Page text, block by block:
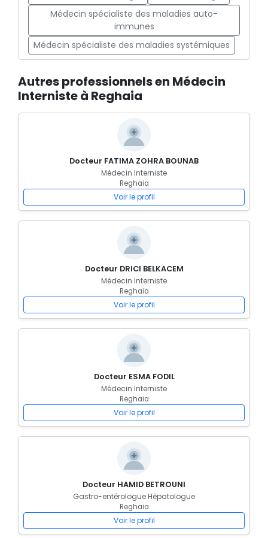
Médecin spécialiste des maladies auto-
immunes
Médecin spécialiste des maladies systémiques
Autres professionnels en Médecin
Interniste à Reghaia
Docteur FATIMA ZOHRA BOUNAB
Médecin Interniste
Reghaia
Voir le profil
Docteur DRICI BELKACEM
Médecin Interniste
Reghaia
Voir le profil
Docteur ESMA FODIL
Médecin Interniste
Reghaia
Voir le profil
Docteur HAMID BETROUNI
Gastro-entérologue Hépatologue
Reghaia
Voir le profil